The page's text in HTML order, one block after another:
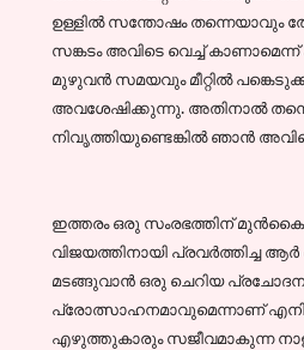
ഉള്ളില്‍ സന്തോഷം
സങ്കടം അവിടെ വെച്ച്
മുഴുവന്‍ സമയവും മീറ്റില്‍
അവശേഷിക്കുന്നു. അതിനാല്‍
നിവൃത്തിയുണ്ടെങ്കില്‍ ഞാന്‍
ഇത്തരം ഒരു സംരഭത്തിന്
വിജയത്തിനായി പ്രവര്‍ത്തിച്ച
മടങ്ങുവാന്‍ ഒരു ചെറിയ പ്രചോദനം
പ്രോത്സാഹനമാവുമെന്നാണ്
എഴുത്തുകാരും സജീവമാകുന്ന